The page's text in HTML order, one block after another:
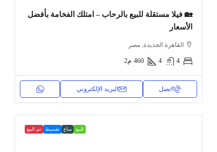
🏡 فيلا مستقلة للبيع بالرحاب – امتلك الفخامة بأفضل
الأسعار
القاهرة الجديدة, مصر
4
4
460 م2
اتصل البريد الإلكتروني
للبيع مباع تقسيط تم البيع